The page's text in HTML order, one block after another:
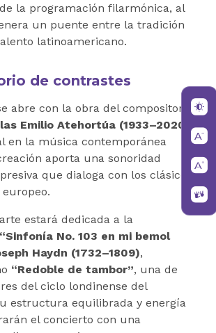
la programación filarmónica, al
un puente entre la tradición
latinoamericano.
de contrastes
abre con la obra del compositor
Emilio Atehortúa (1933–2020)
en la música contemporánea
aporta una sonoridad
que dialoga con los clásicos
estará dedicada a la
“Sinfonía No. 103 en mi bemol
Haydn (1732–1809),
“Redoble de tambor”, una de
del ciclo londinense del
estructura equilibrada y energía
el concierto con una